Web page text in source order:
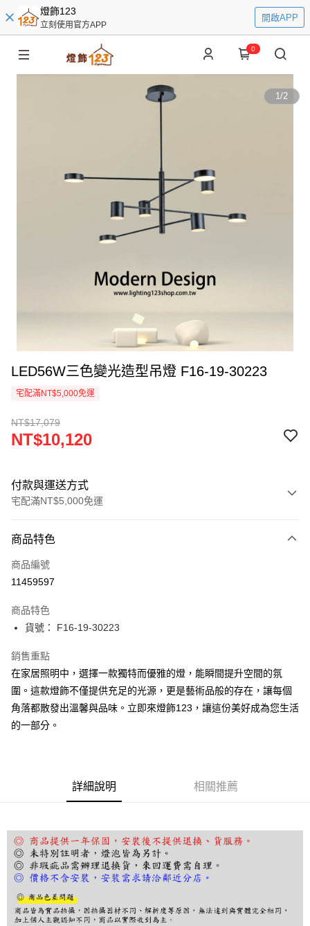
燈飾123
立刻使用官方APP
開啟APP
0
1/2
LED56W三色變光造型吊燈 F16-19-30223
宅配滿NT$5,000免運
NT$17,079
NT$10,120
付款與運送方式
宅配滿NT$5,000免運
信用卡一次付款
LINE Pay
街口支付
悠遊付
Google Pay
全盈+PAY
AFTEE先享後付
【「AFTEE先享後付」結帳流程】
１．於結帳方式選擇「AFTEE先享後付」後，將跳轉至「AFTEE先享後付」
結帳頁面，進行簡訊認證並確認金額後，即可完成結帳。
２．訂單成立數日內，您將收到繳費通知簡訊。
３．收到繳費通知簡訊後14天內，點擊此簡訊中的連結，可透過四大超商／
ATM／網路銀行／等多元方式進行付款，方視為交易完成。
※ 請注意：結帳手續完成當下不需立刻繳費，但若您需要取消訂單，請聯絡
每筆NT$180，滿NT$5,000(含以上)免運費
商品特色
商品編號
11459597
商品特色
貨號： F16-19-30223
銷售重點
在家居照明中，選擇一款獨特而優雅的燈，能瞬間提升空間的氛
圍。這款燈飾不僅提供充足的光源，更是藝術品般的存在，讓每個
角落都散發出溫馨與品味。立即來燈飾123，讓這份美好成為您生活
的一部分。
詳細說明 相關推薦